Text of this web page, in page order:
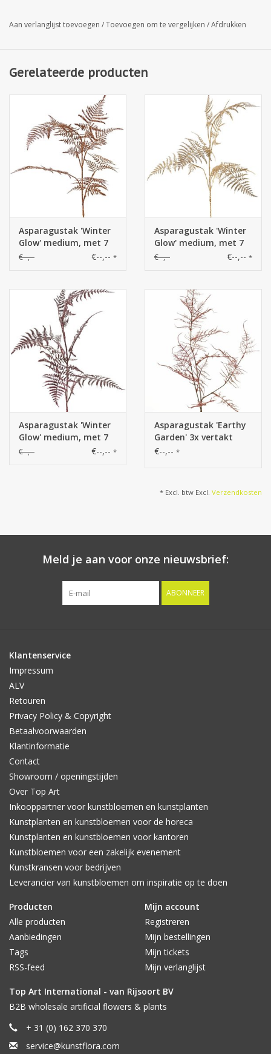
Aan verlanglijst toevoegen /Toevoegen om te vergelijken /Afdrukken
Gerelateerde producten
Asparagustak 'Winter
Glow' medium, met 7
bladeren, 86 cm
€--,-- €--,-- *
Asparagustak 'Winter
Glow' medium, met 7
bladeren, 86 cm
€--,-- €--,-- *
Asparagustak 'Winter
Glow' medium, met 7
bladeren, 86 cm
€--,-- €--,-- *
Asparagustak 'Earthy
Garden' 3x vertakt
met 17 bladtoeven 8x
€--,-- *
* Excl. btw Excl. Verzendkosten
Meld je aan voor onze nieuwsbrief:
ABONNEER
Klantenservice
Impressum
ALV
Retouren
Privacy Policy & Copyright
Betaalvoorwaarden
Klantinformatie
Contact
Showroom / openingstijden
Over Top Art
Inkooppartner voor kunstbloemen en kunstplanten
Kunstplanten en kunstbloemen voor de horeca
Kunstplanten en kunstbloemen voor kantoren
Kunstbloemen voor een zakelijk evenement
Kunstkransen voor bedrijven
Leverancier van kunstbloemen om inspiratie op te doen
Producten
Alle producten
Aanbiedingen
Tags
RSS-feed
Mijn account
Registreren
Mijn bestellingen
Mijn tickets
Mijn verlanglijst
Top Art International - van Rijsoort BV
B2B wholesale artificial flowers & plants
+ 31 (0) 162 370 370
service@kunstflora.com